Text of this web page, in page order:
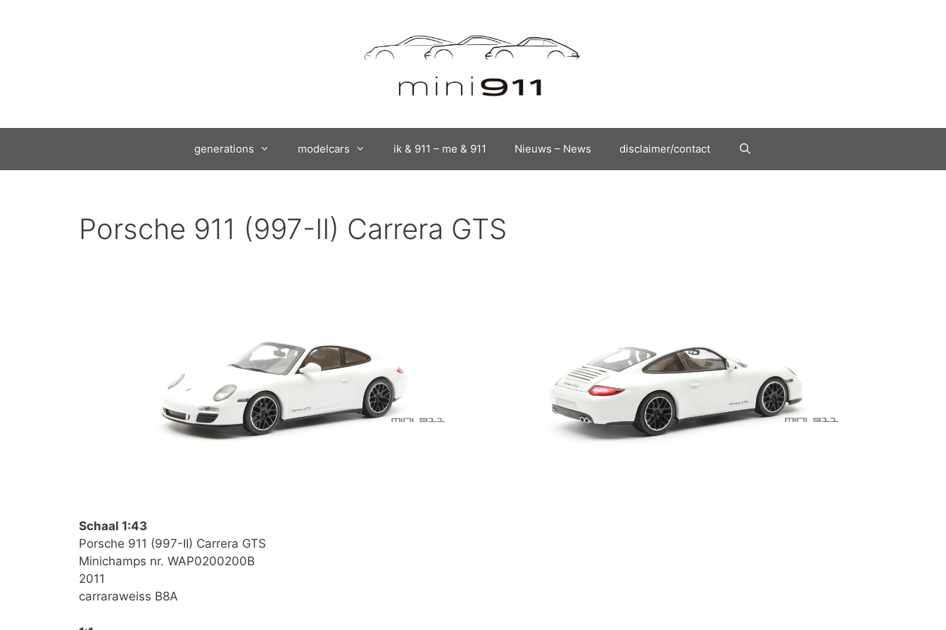
generations modelcars ik & 911 – me & 911 Nieuws – News disclaimer/contact
Porsche 911 (997-II) Carrera GTS
Schaal 1:43
Porsche 911 (997-II) Carrera GTS
Minichamps nr. WAP0200200B
2011
carraraweiss B8A